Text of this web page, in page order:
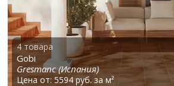
4 товара
Gobi
Gresmanc (Испания)
Цена от: 5594 руб. за м²